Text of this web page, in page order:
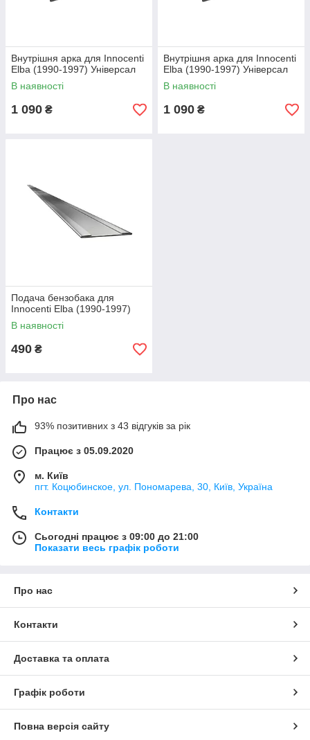
Внутрішня арка для Innocenti
Elba (1990-1997) Універсал
В наявності
1 090 ₴
Внутрішня арка для Innocenti
Elba (1990-1997) Універсал
В наявності
1 090 ₴
Подача бензобака для
Innocenti Elba (1990-1997)
В наявності
490 ₴
Про нас
93% позитивних з 43 відгуків за рік
Працює з 05.09.2020
м. Київ
пгт. Коцюбинское, ул. Пономарева, 30, Київ, Україна
Контакти
Сьогодні працює з 09:00 до 21:00
Показати весь графік роботи
Про нас
Контакти
Доставка та оплата
Графік роботи
Повна версія сайту